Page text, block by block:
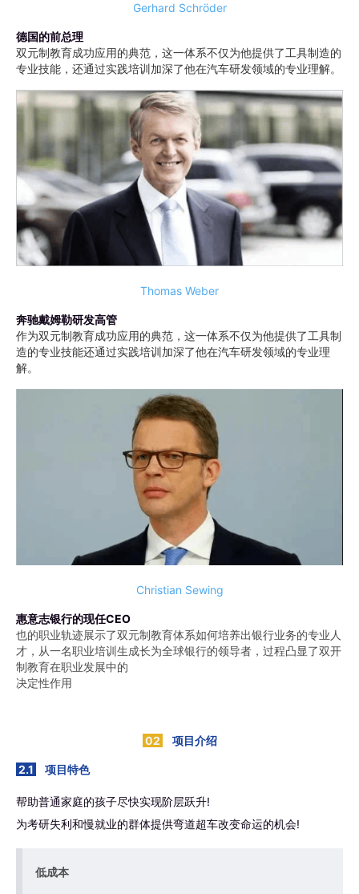
Gerhard Schröder
德国的前总理
双元制教育成功应用的典范，这一体系不仅为他提供了工具制造的
专业技能，还通过实践培训加深了他在汽车研发领域的专业理解。
Thomas Weber
奔驰戴姆勒研发高管
作为双元制教育成功应用的典范，这一体系不仅为他提供了工具制
造的专业技能还通过实践培训加深了他在汽车研发领域的专业理
解。
Christian Sewing
惠意志银行的现任CEO
也的职业轨迹展示了双元制教育体系如何培养出银行业务的专业人
才，从一名职业培训生成长为全球银行的领导者，过程凸显了双开
制教育在职业发展中的
决定性作用
02 项目介绍
2.1 项目特色
帮助普通家庭的孩子尽快实现阶层跃升!
为考研失利和慢就业的群体提供弯道超车改变命运的机会!
低成本